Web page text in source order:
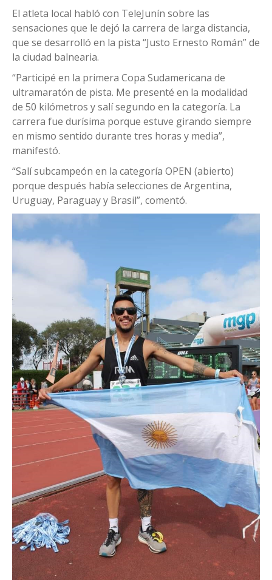
El atleta local habló con TeleJunín sobre las
sensaciones que le dejó la carrera de larga distancia,
que se desarrolló en la pista “Justo Ernesto Román” de
la ciudad balnearia.
“Participé en la primera Copa Sudamericana de
ultramaratón de pista. Me presenté en la modalidad
de 50 kilómetros y salí segundo en la categoría. La
carrera fue durísima porque estuve girando siempre
en mismo sentido durante tres horas y media”,
manifestó.
“Salí subcampeón en la categoría OPEN (abierto)
porque después había selecciones de Argentina,
Uruguay, Paraguay y Brasil”, comentó.